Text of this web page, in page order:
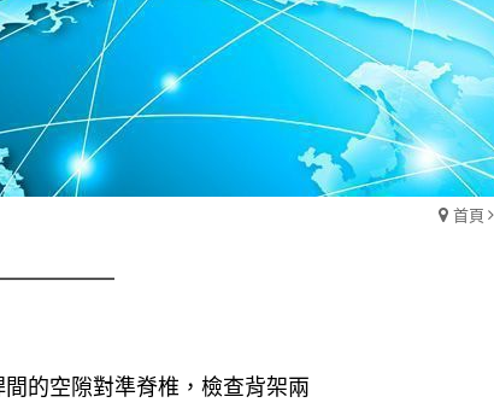
首頁
的空隙對準脊椎，檢查背架兩